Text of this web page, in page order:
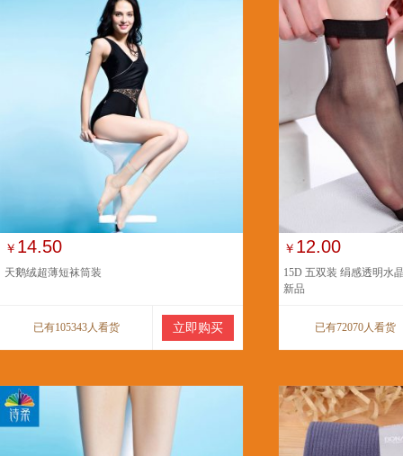
￥ 14.50
天鹅绒超薄短袜筒装
已有105343人看货 立即购买
￥ 12.00
15D 五双装 绢感透明水
新品
已有72070人看货